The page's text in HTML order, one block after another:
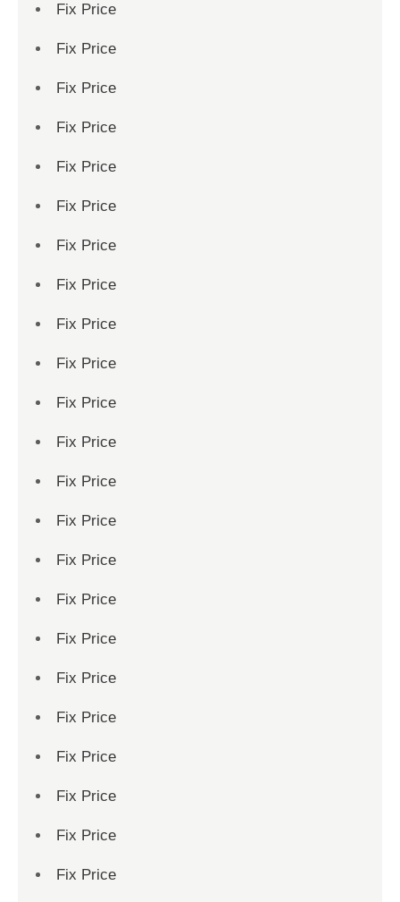
Fix Price
Fix Price
Fix Price
Fix Price
Fix Price
Fix Price
Fix Price
Fix Price
Fix Price
Fix Price
Fix Price
Fix Price
Fix Price
Fix Price
Fix Price
Fix Price
Fix Price
Fix Price
Fix Price
Fix Price
Fix Price
Fix Price
Fix Price